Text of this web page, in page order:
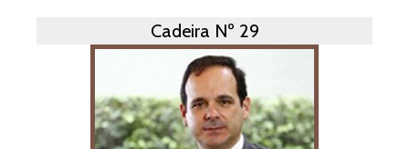
Cadeira Nº 29